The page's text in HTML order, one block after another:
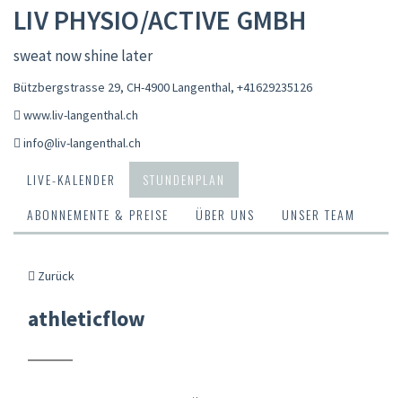
LIV PHYSIO/ACTIVE GMBH
sweat now shine later
Bützbergstrasse 29, CH-4900 Langenthal, +41629235126
www.liv-langenthal.ch
info@liv-langenthal.ch
LIVE-KALENDER
STUNDENPLAN
ABONNEMENTE & PREISE
ÜBER UNS UNSER TEAM
Zurück
athleticflow